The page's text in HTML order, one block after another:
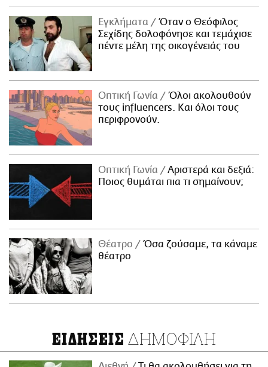
Εγκλήματα
Όταν ο Θεόφιλος
Σεχίδης δολοφόνησε και τεμάχισε
πέντε μέλη της οικογένειάς του
Οπτική Γωνία
Όλοι ακολουθούν
τους influencers. Και όλοι τους
περιφρονούν.
Οπτική Γωνία
Αριστερά και δεξιά:
Ποιος θυμάται πια τι σημαίνουν;
Θέατρο
Όσα ζούσαμε, τα κάναμε
θέατρο
ΕΙΔΗΣΕΙΣ ΔΗΜΟΦΙΛΗ